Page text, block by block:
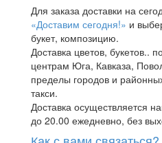
Для заказа доставки на
«Доставим сегодня!» и
букет, композицию.
Доставка цветов, букетов..
центрам Юга, Кавказа,
пределы городов и
такси.
Доставка осуществляется
до 20.00 ежедневно, без